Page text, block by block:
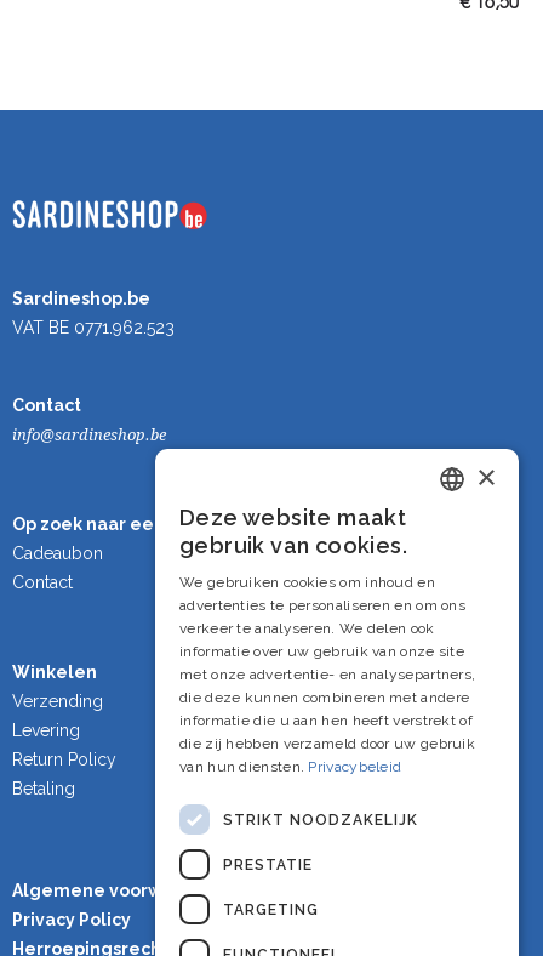
Sardineshop.be
VAT BE 0771.962.523
Contact
info@sardineshop.be
Op zoek naar een cadeau?
Cadeaubon
Contact
Winkelen
Verzending
Levering
Return Policy
Betaling
Algemene voorwaarden
Privacy Policy
Herroepingsrecht
×
Deze website maakt
gebruik van cookies.
We gebruiken cookies om inhoud en
advertenties te personaliseren en om ons
verkeer te analyseren. We delen ook
informatie over uw gebruik van onze site
met onze advertentie- en analysepartners,
die deze kunnen combineren met andere
informatie die u aan hen heeft verstrekt of
die zij hebben verzameld door uw gebruik
van hun diensten. Privacybeleid
STRIKT NOODZAKELIJK
PRESTATIE
TARGETING